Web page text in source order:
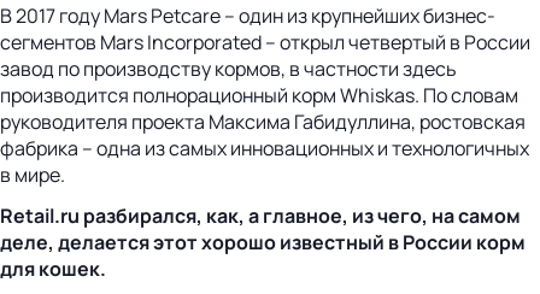
В 2017 году Mars Petcare – один из крупнейших бизнес-
сегментов Mars Incorporated – открыл четвертый в России
завод по производству кормов, в частности здесь
производится полнорационный корм Whiskas. По словам
руководителя проекта Максима Габидуллина, ростовская
фабрика – одна из самых инновационных и технологичных
в мире.
Retail.ru разбирался, как, а главное, из чего, на самом
деле, делается этот хорошо известный в России корм
для кошек.